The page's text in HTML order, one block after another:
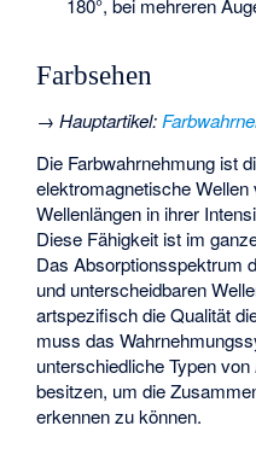
180°, bei mehreren
Farbsehen
→Hauptartikel:
Die Farbwahrnehmung ist
elektromagnetische
Wellenlängen in ihrer
Diese Fähigkeit ist im
Das Absorptionsspektrum
und unterscheidbaren
artspezifisch die Qualität
muss das
unterschiedliche Typen von
besitzen, um die
erkennen zu können.